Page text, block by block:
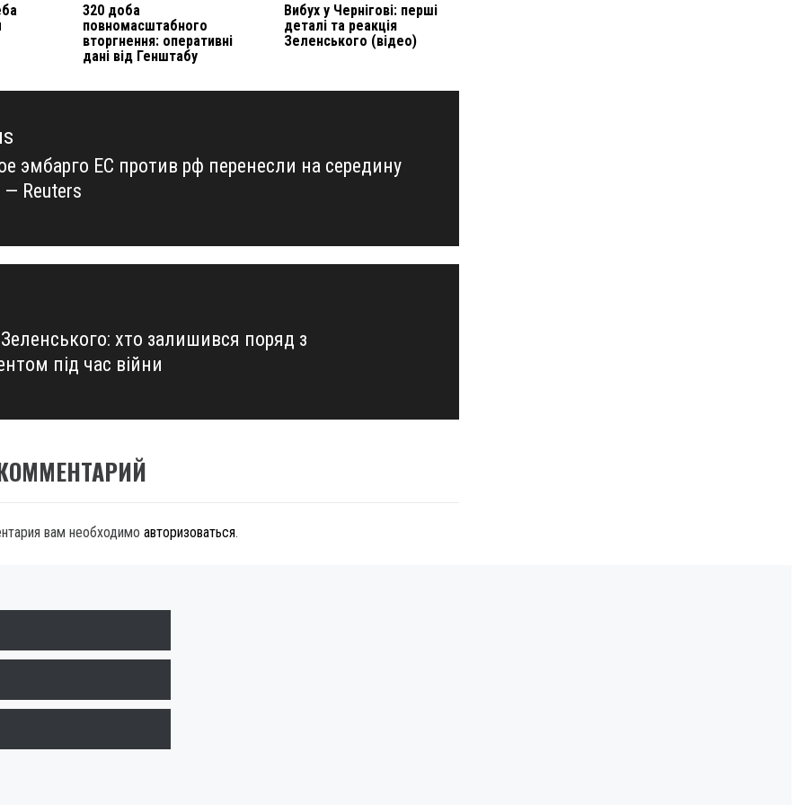
320 доба
повномасштабного
вторгнення: оперативні
дані від Генштабу
Вибух у Чернігові: перші
деталі та реакція
Зеленського (відео)
эмбарго ЕС против рф перенесли на середину
— Reuters
хто залишився поряд з
під час війни
вам необходимо авторизоваться.